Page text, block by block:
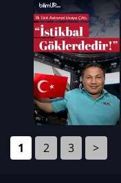
1 2 3 >